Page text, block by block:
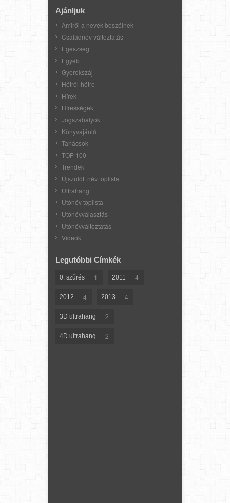
Ajánljuk
Amiről a nevek beszélnek
Családnév változtatás
Egészség
Egyéb
Gyerekszáj
Hétről-hétre
Hírek
Hírességek
Jogszabályok
Könyvajánló
Tanácsok
TOP 100
Trendek
Újszülött név toplista
Ultrahang
Utónév toplista
Utónévválasztás
Utónévváltoztatás
Videók
Legutóbbi Címkék
0. szűrés 1 2011 4
2012 4 2013 4
3D ultrahang 2
4D ultrahang 2